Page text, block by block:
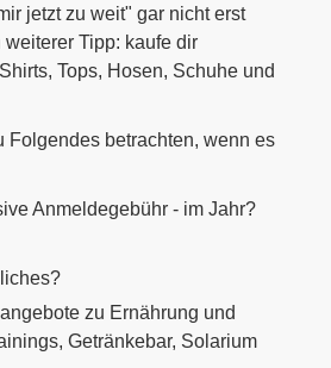
jetzt zu weit" gar nicht erst
Tipp: kaufe dir
Tops, Hosen, Schuhe und
Folgendes betrachten, wenn es
Anmeldegebühr - im Jahr?
zu Ernährung und
Getränkebar, Solarium